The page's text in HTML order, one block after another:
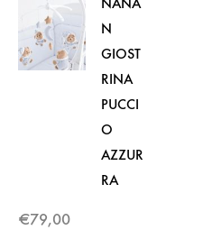
N
GIOST
RINA
PUCCI
O
AZZUR
RA
€79,00